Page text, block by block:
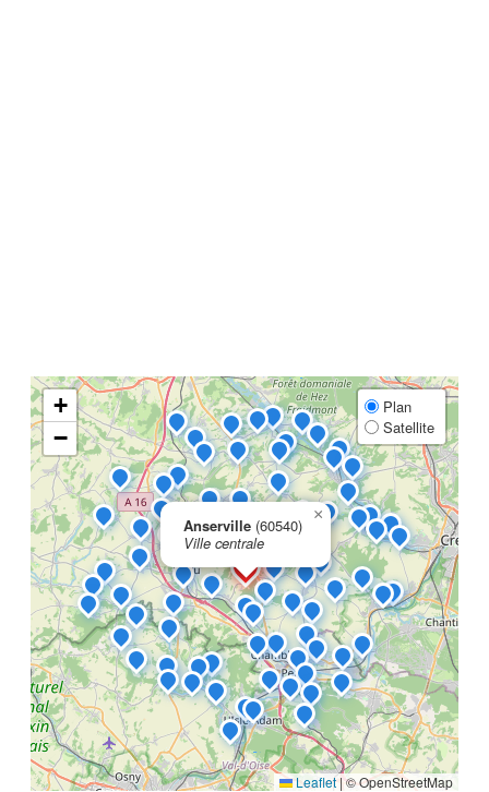
Anserville (60540)
Ville centrale
×
+
−
Plan
Satellite
Leaflet |© OpenStreetMap